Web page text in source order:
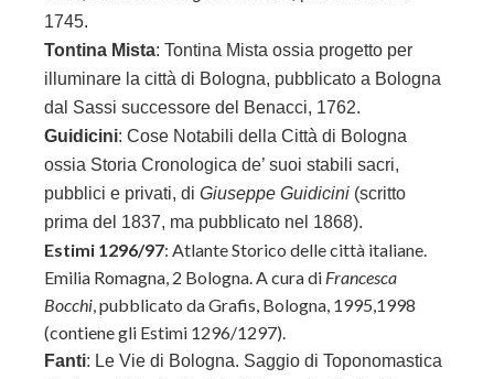
1745.
Tontina Mista: Tontina Mista ossia progetto per
illuminare la città di Bologna, pubblicato a Bologna
dal Sassi successore del Benacci, 1762.
Guidicini: Cose Notabili della Città di Bologna
ossia Storia Cronologica de’ suoi stabili sacri,
pubblici e privati, di Giuseppe Guidicini (scritto
prima del 1837, ma pubblicato nel 1868).
Estimi 1296/97: Atlante Storico delle città italiane.
Emilia Romagna, 2 Bologna. A cura di Francesca
Bocchi, pubblicato da Grafis, Bologna, 1995,1998
(contiene gli Estimi 1296/1297).
Fanti: Le Vie di Bologna. Saggio di Toponomastica